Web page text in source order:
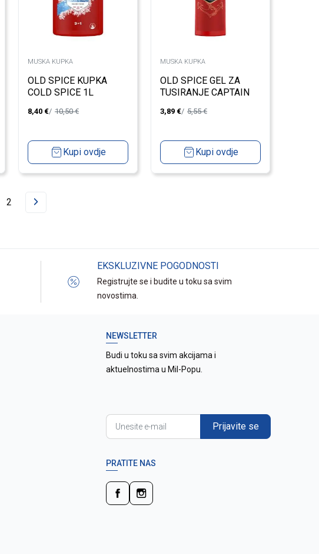
MUSKA KUPKA
OLD SPICE KUPKA
COLD SPICE 1L
8,40 € 10,50€
Kupi ovdje
MUSKA KUPKA
OLD SPICE GEL ZA
TUSIRANJE CAPTAIN
3,89 € 5,55€
Kupi ovdje
2
EKSKLUZIVNE POGODNOSTI
Registrujte se i budite u toku sa svim
novostima.
NEWSLETTER
Budi u toku sa svim akcijama i
aktuelnostima u Mil-Popu.
Prijavite se
PRATITE NAS